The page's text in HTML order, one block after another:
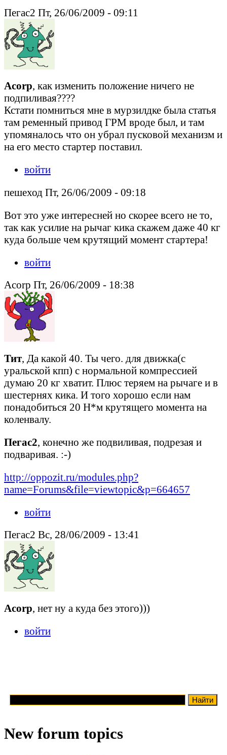
Пегас2 Пт, 26/06/2009 - 09:11
Acorp, как изменить положение ничего не
подпиливая????
Кстати помниться мне в мурзилдке была статья
там ременный привод ГРМ вроде был, и там
упомяналось что он убрал пусковой механизм и
на его место стартер поставил.
войти
пешеход Пт, 26/06/2009 - 09:18
Вот это уже интересней но скорее всего не то,
так как усилие на рычаг кика скажем даже 40 кг
куда больше чем крутящий момент стартера!
войти
Acorp Пт, 26/06/2009 - 18:38
Тит, Да какой 40. Ты чего. для движка(с
уральской кпп) с нормальной компрессией
думаю 20 кг хватит. Плюс теряем на рычаге и в
шестернях кика. И того хорошо если нам
понадобиться 20 Н*м крутящего момента на
коленвалу.
Пегас2, конечно же подвиливая, подрезая и
подваривая. :-)
http://oppozit.ru/modules.php?
name=Forums&file=viewtopic&p=664657
войти
Пегас2 Вс, 28/06/2009 - 13:41
Acorp, нет ну а куда без этого)))
войти
New forum topics